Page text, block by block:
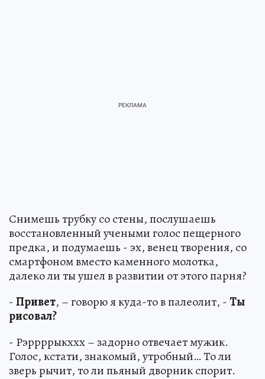
Снимешь трубку со стены, послушаешь
восстановленный учеными голос пещерного
предка, и подумаешь - эх, венец творения, со
смартфоном вместо каменного молотка,
далеко ли ты ушел в развитии от этого парня?
-Привет, – говорю я куда-то в палеолит, - Ты
рисовал?
- Рэррррыкххх – задорно отвечает мужик.
Голос, кстати, знакомый, утробный… То ли
зверь рычит, то ли пьяный дворник спорит.